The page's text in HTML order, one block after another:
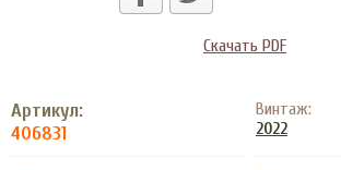
Скачать PDF
Артикул:
406831
Винтаж:
2022